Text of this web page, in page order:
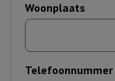
Woonplaats
Telefoonnummer